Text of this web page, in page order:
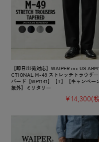
【即日出荷対応】WAIPER.inc US
CTIONAL M-49 ストレッチトラウザ
パード【WP1141】【T】【キャンペー
象外】ミリタリー
¥14,300(